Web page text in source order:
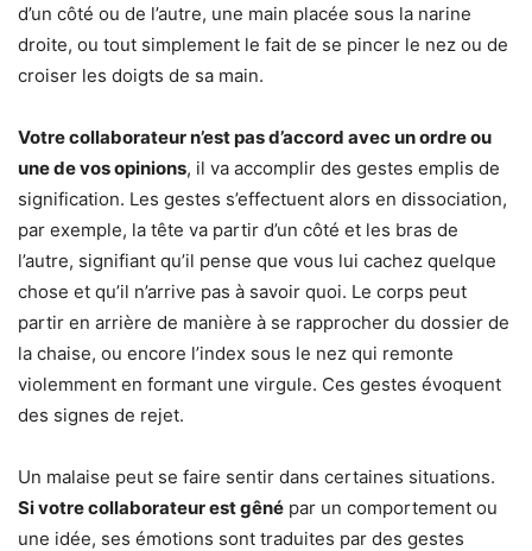
d’un côté ou de l’autre, une main placée sous la narine
droite, ou tout simplement le fait de se pincer le nez ou de
croiser les doigts de sa main.
Votre collaborateur n’est pas d’accord avec un ordre ou
une de vos opinions, il va accomplir des gestes emplis de
signification. Les gestes s’effectuent alors en dissociation,
par exemple, la tête va partir d’un côté et les bras de
l’autre, signifiant qu’il pense que vous lui cachez quelque
chose et qu’il n’arrive pas à savoir quoi. Le corps peut
partir en arrière de manière à se rapprocher du dossier de
la chaise, ou encore l’index sous le nez qui remonte
violemment en formant une virgule. Ces gestes évoquent
des signes de rejet.
Un malaise peut se faire sentir dans certaines situations.
Si votre collaborateur est gêné par un comportement ou
une idée, ses émotions sont traduites par des gestes